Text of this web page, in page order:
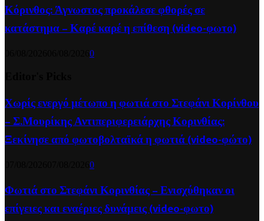
Κόρινθος: Άγνωστος προκάλεσε φθορές σε
κατάστημα – Καρέ καρέ η επίθεση (video-φωτο)
0
Χωρίς ενεργό μέτωπο η φωτιά στο Στεφάνι Κορίνθου
– Σ.Μουρίκης Αντιπεριφερειάρχης Κορινθίας:
Ξεκίνησε από φωτοβολταϊκά η φωτιά (video-φώτο)
0
Φωτιά στο Στεφάνι Κορινθίας – Ενισχύθηκαν οι
επίγειες και εναέριες δυνάμεις (video-φωτο)